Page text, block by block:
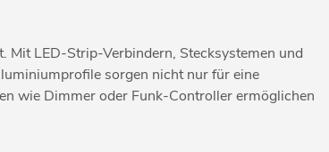
Mit LED-Strip-Verbindern, Stecksystemen und
sorgen nicht nur für eine
wie Dimmer oder Funk-Controller ermöglichen